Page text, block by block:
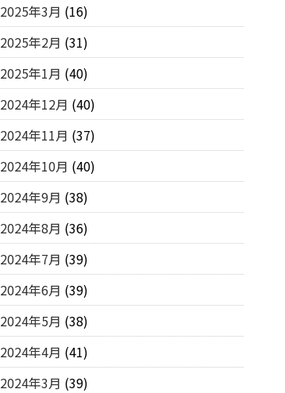
2025年3月 (16)
2025年2月 (31)
2025年1月 (40)
2024年12月 (40)
2024年11月 (37)
2024年10月 (40)
2024年9月 (38)
2024年8月 (36)
2024年7月 (39)
2024年6月 (39)
2024年5月 (38)
2024年4月 (41)
2024年3月 (39)